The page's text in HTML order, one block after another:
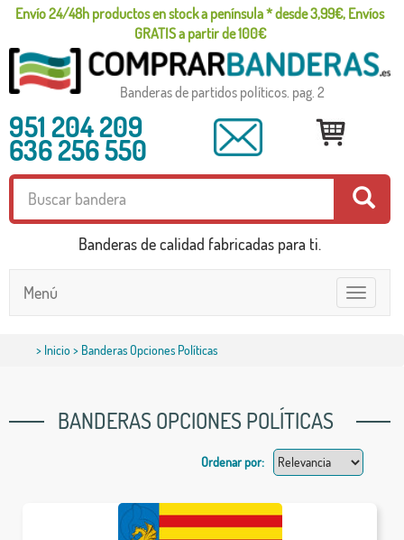
Envío 24/48h productos en stock a península * desde 3,99€, Envíos
GRATIS a partir de 100€
Banderas de partidos políticos. pag. 2
951 204 209
636 256 550
Banderas de calidad fabricadas para ti.
Toggle
navigation
Menú
> Inicio> Banderas Opciones Políticas
BANDERAS OPCIONES POLÍTICAS
Ordenar por: